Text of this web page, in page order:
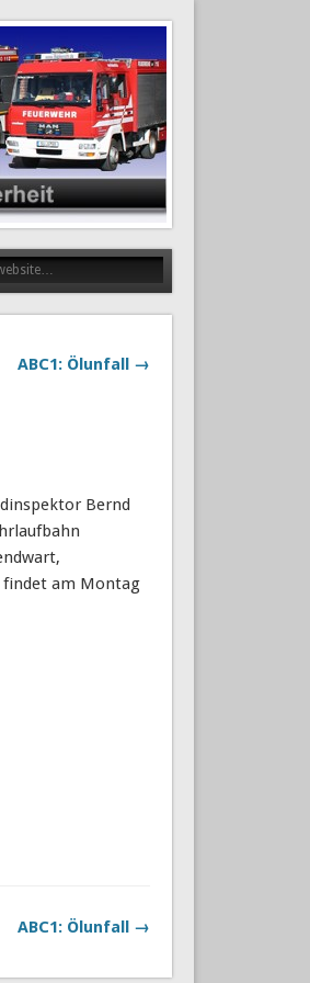
ABC1: Ölunfall →
Bernd
findet am Montag
ABC1: Ölunfall →